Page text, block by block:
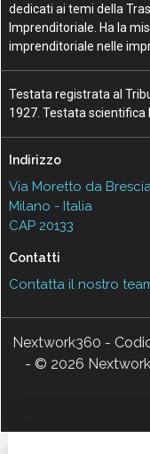
dedicati ai temi della
Imprenditoriale. Ha la
imprenditoriale nelle
Testata registrata al
1927. Testata scientifica
Indirizzo
Via Moretto da
Milano - Italia
CAP 20133
Contatti
Contatta il nostro
Nextwork360 -
- © 2026